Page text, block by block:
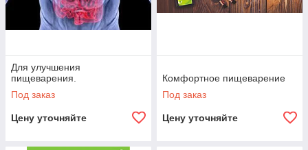
Для улучшения
пищеварения.
Под заказ
Цену уточняйте
Комфортное пищеварение
Под заказ
Цену уточняйте